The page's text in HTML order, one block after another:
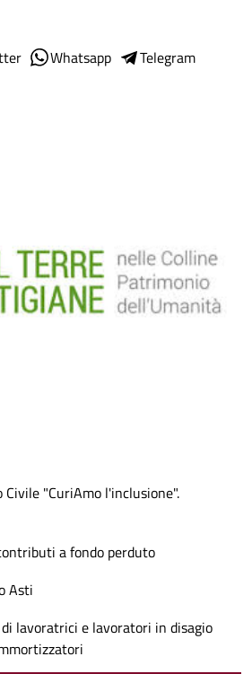
Whatsapp
Telegram
"CuriAmo l'inclusione".
a fondo perduto
Asti
lavoratrici e lavoratori in disagio